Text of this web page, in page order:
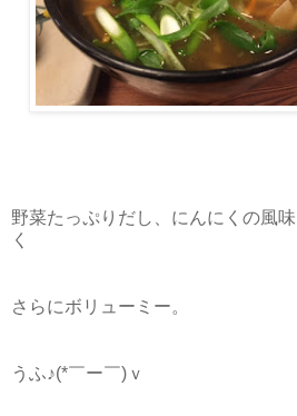
野菜たっぷりだし、にんにくの風
く
さらにボリューミー。
うふ♪(*￣ー￣)ｖ